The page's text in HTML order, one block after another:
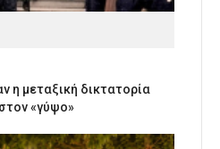
η μεταξική δικτατορία
«γύψο»